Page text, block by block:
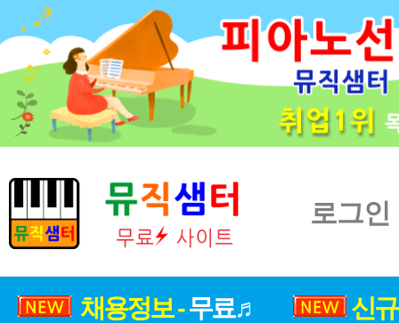
로그인
채용정보 -무료♬ 신